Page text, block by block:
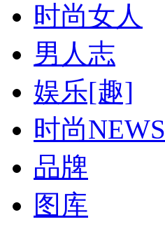
时尚女人
男人志
娱乐[趣]
时尚NEWS
品牌
图库